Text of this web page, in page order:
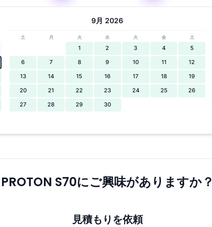
9月 2026
土 月 火 水 火 金 土
1 2 3 4
5
6
7 8 9 10 11
12
13
14 15 16 17 18
19
20
21 22 23 24 25
26
27
28 29 30
PROTON S70にご興味がありますか？
見積もりを依頼